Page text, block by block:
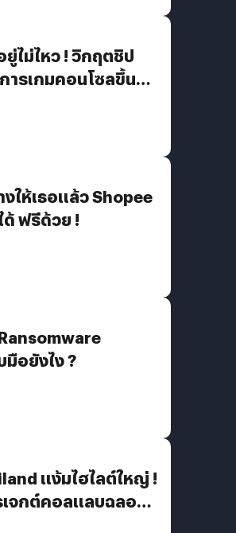
ยู่ไม่ไหว ! วิกฤตชิป
ารเกมคอนโซลขึ้น
ให้เธอแล้ว Shopee
ด้ ฟรีด้วย !
อยังไง ?
แง้มไฮไลต์ใหญ่ !
เจกต์คอลแลบฉลอง